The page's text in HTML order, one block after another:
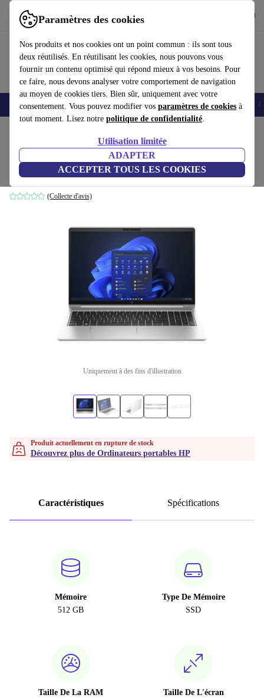
Paramètres des cookies
Nos produits et nos cookies ont un point commun : ils sont tous
deux réutilisés. En réutilisant les cookies, nous pouvons vous
fournir un contenu optimisé qui répond mieux à vos besoins. Pour
ce faire, nous devons analyser votre comportement de navigation
au moyen de cookies tiers. Bien sûr, uniquement avec votre
consentement. Vous pouvez modifier vos paramètres de cookies à
tout moment. Lisez notre politique de confidentialité.
Utilisation limitée
ADAPTER
ACCEPTER TOUS LES COOKIES
Utilisez refurbed rapidement et facilement
Smartphones Laptops Tablettes Montres connectées Accessoires
HP EliteBook 650 G10 | i7-1370P | 15.6"
32 GB | 512 GB SSD | FHD | Win 11 Pro | BE
(Collecte d'avis)
Uniquement à des fins d'illustration
Produit actuellement en rupture de stock
Découvrez plus de Ordinateurs portables HP
Caractéristiques Spécifications
Mémoire
512 GB
Type De Mémoire
SSD
Taille De La RAM
Taille De L'écran